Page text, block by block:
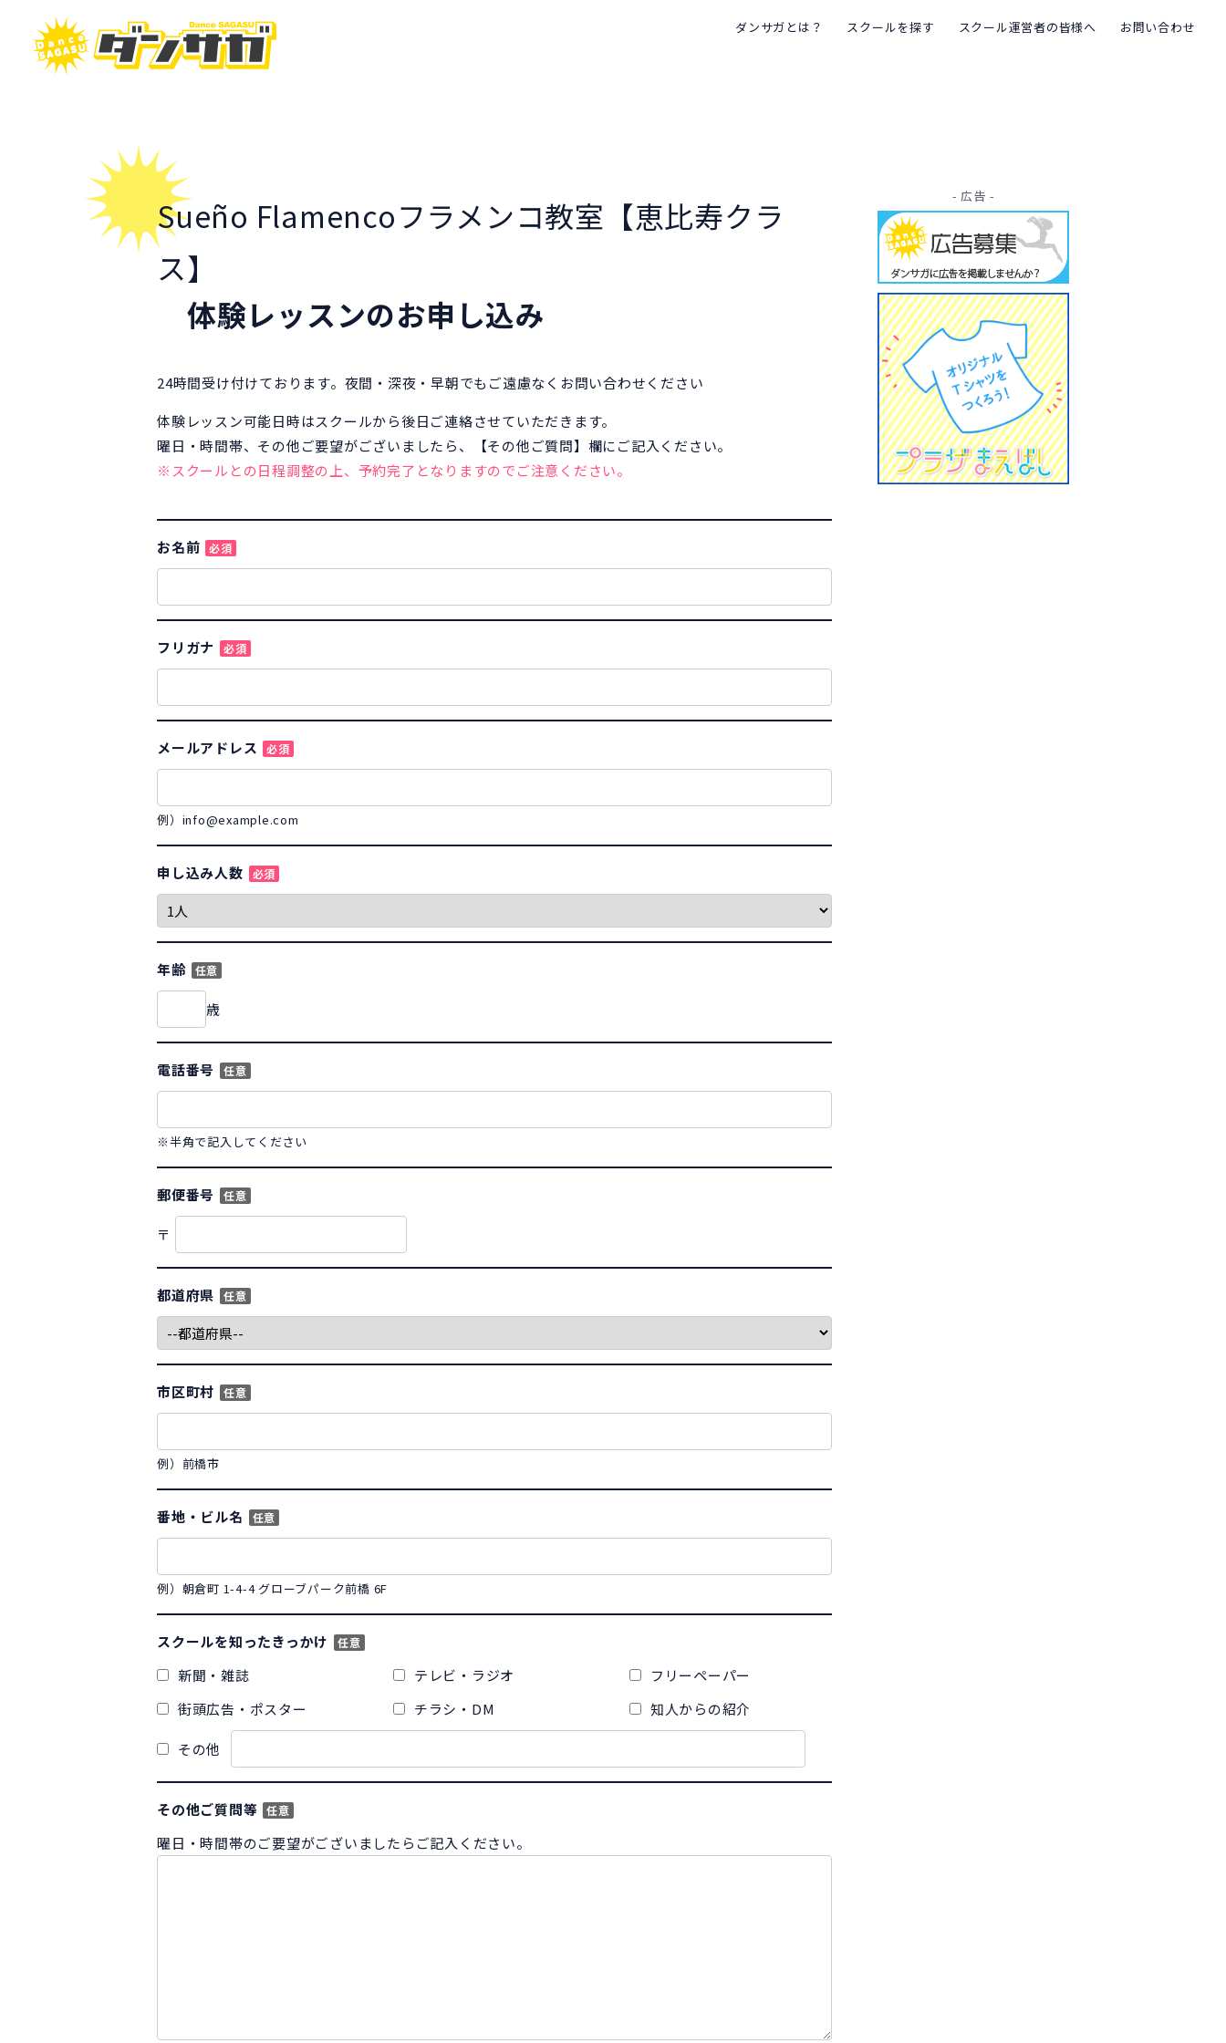
ダンサガとは？ スクールを探す スクール運営者の皆様へ お問い合わせ
Sueño Flamencoフラメンコ教室【恵比寿クラ
ス】
体験レッスンのお申し込み
24時間受け付けております。夜間・深夜・早朝でもご遠慮なくお問い合わせください
体験レッスン可能日時はスクールから後日ご連絡させていただきます。
曜日・時間帯、その他ご要望がございましたら、【その他ご質問】欄にご記入ください。
※スクールとの日程調整の上、予約完了となりますのでご注意ください。
お名前 必須
フリガナ 必須
メールアドレス 必須
例）info@example.com
申し込み人数 必須
年齢 任意
歳
電話番号 任意
※半角で記入してください
郵便番号 任意
〒
都道府県 任意
市区町村 任意
例）前橋市
番地・ビル名 任意
例）朝倉町 1-4-4 グローブパーク前橋 6F
スクールを知ったきっかけ 任意
新聞・雑誌 テレビ・ラジオ
フリーペーパー
街頭広告・ポスター
チラシ・DM 知人からの紹介
その他
その他ご質問等 任意
曜日・時間帯のご要望がございましたらご記入ください。
- 広告 -